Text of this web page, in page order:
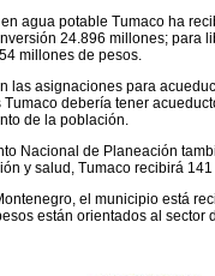
agua potable Tumaco ha
24.896 millones; para
millones de pesos.
las asignaciones para
debería tener
de la población.
Nacional de Planeación
y salud, Tumaco recibirá
el municipio está
están orientados al sector